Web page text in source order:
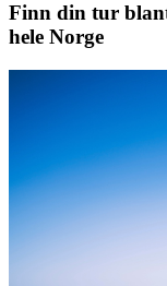
Finn din tur
hele Norge